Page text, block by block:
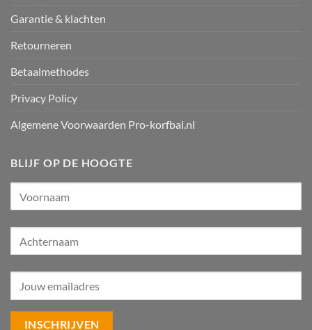
Garantie & klachten
Retourneren
Betaalmethodes
Privacy Policy
Algemene Voorwaarden Pro-korfbal.nl
BLIJF OP DE HOOGTE